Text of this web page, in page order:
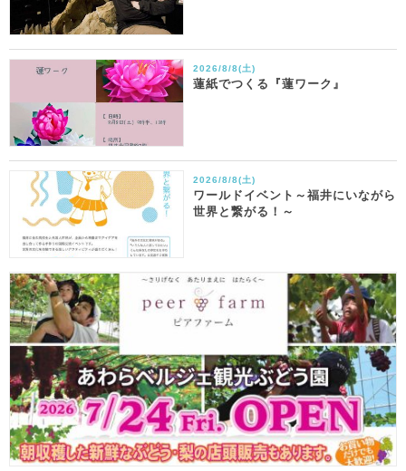
2026/8/8(土)
蓮紙でつくる『蓮ワーク』
2026/8/8(土)
ワールドイベント～福井にいながら
世界と繋がる！～